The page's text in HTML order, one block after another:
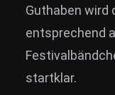
Guthaben wird
entsprechend
startklar.